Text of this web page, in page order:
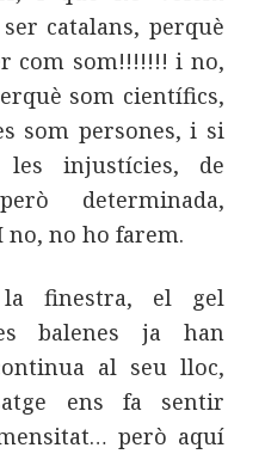
catalans, perquè
com som!!!!!!! i no,
som científics,
som persones, i si
injustícies, de
determinada,
no ho farem.
finestra, el gel
balenes ja han
al seu lloc,
ens fa sentir
però aquí